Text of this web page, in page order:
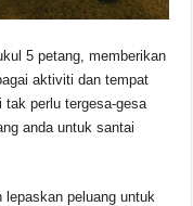
5 petang, memberikan
aktiviti dan tempat
tak perlu tergesa-gesa
anda untuk santai
lepaskan peluang untuk